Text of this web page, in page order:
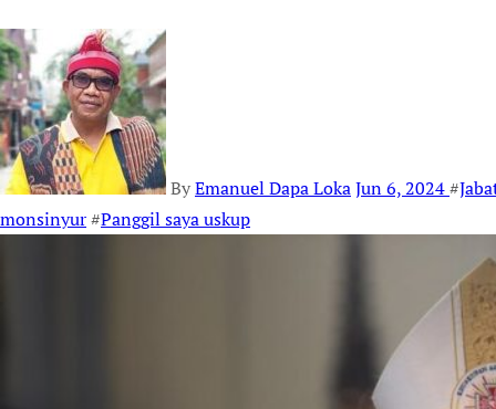
ByEmanuel Dapa LokaJun 6, 2024#
monsinyur#Panggil saya uskup